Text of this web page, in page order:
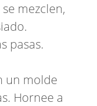
mezclen,
pasas.
un molde
Hornee a